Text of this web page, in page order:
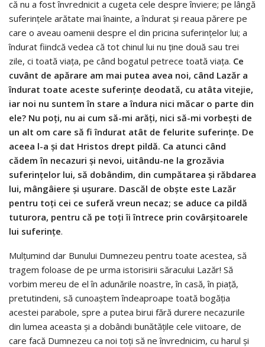
că nu a fost învrednicit a cugeta cele despre înviere; pe lângă
suferinţele arătate mai înainte, a îndurat şi reaua părere pe
care o aveau oamenii despre el din pricina suferinţelor lui; a
îndurat fiindcă vedea că tot chinul lui nu ţine două sau trei
zile, ci toată viaţa, pe când bogatul petrece toată viaţa. Ce
cuvânt de apărare am mai putea avea noi, când Lazăr a
îndurat toate aceste suferinţe deodată, cu atâta vitejie,
iar noi nu suntem în stare a îndura nici măcar o parte din
ele? Nu poţi, nu ai cum să-mi arăţi, nici să-mi vorbeşti de
un alt om care să fi îndurat atât de felurite suferinţe. De
aceea l-a şi dat Hristos drept pildă. Ca atunci când
cădem în necazuri şi nevoi, uitându-ne la grozăvia
suferinţelor lui, să dobândim, din cumpătarea şi răbdarea
lui, mângâiere şi uşurare. Dascăl de obşte este Lazăr
pentru toţi cei ce suferă vreun necaz; se aduce ca pildă
tuturora, pentru că pe toţi îi întrece prin covârşitoarele
lui suferinţe.
Mulţumind dar Bunului Dumnezeu pentru toate acestea, să
tragem foloase de pe urma istorisirii săracului Lazăr! Să
vorbim mereu de el în adunările noastre, în casă, în piaţă,
pretutindeni, să cunoaştem îndeaproape toată bogăţia
acestei parabole, spre a putea birui fără durere necazurile
din lumea aceasta şi a dobândi bunătăţile cele viitoare, de
care facă Dumnezeu ca noi toţi să ne învrednicim, cu harul şi